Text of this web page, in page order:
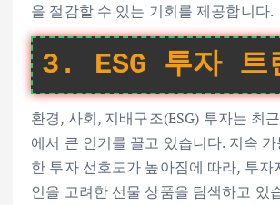
을 절감할 수 있는 기회를 제공합니다.
3. ESG 투자 트
환경, 사회, 지배구조(ESG) 투자는 최
에서 큰 인기를 끌고 있습니다. 지속
한 투자 선호도가 높아짐에 따라, 투자
인을 고려한 선물 상품을 탐색하고 있